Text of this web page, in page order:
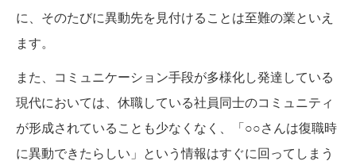
に、そのたびに異動先を見付けることは至難の業といえ
ます。
また、コミュニケーション手段が多様化し発達している
現代においては、休職している社員同士のコミュニティ
が形成されていることも少なくなく、「○○さんは復職時
に異動できたらしい」という情報はすぐに回ってしまう